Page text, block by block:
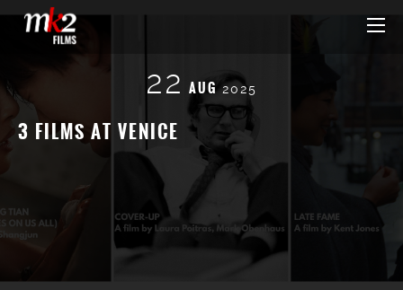
22 AUG 2025
3 FILMS AT VENICE